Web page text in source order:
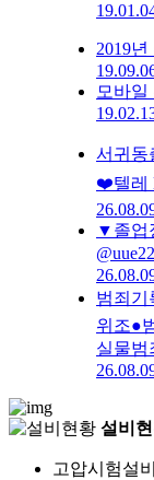
2019년
모바일
서귀동
❤️텔레
▼졸업
범죄
위조●
실물범
설비
고압시험설비